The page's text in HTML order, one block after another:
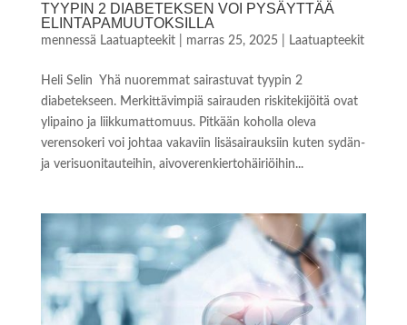
TYYPIN 2 DIABETEKSEN VOI PYSÄYTTÄÄ
ELINTAPAMUUTOKSILLA
mennessä Laatuapteekit| marras 25, 2025| Laatuapteekit
Heli Selin Yhä nuoremmat sairastuvat tyypin 2
diabetekseen. Merkittävimpiä sairauden riskitekijöitä ovat
ylipaino ja liikkumattomuus. Pitkään koholla oleva
verensokeri voi johtaa vakaviin lisäsairauksiin kuten sydän-
ja verisuonitauteihin, aivoverenkiertohäiriöihin...